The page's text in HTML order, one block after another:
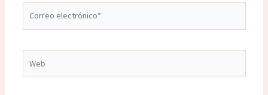
electrónico*